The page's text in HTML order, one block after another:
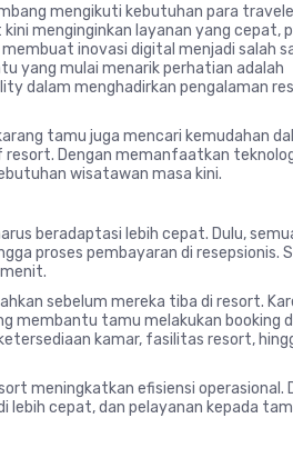
mengikuti kebutuhan para
menginginkan layanan yang cepat,
membuat inovasi digital menjadi salah
yang mulai menarik perhatian adalah
dalam menghadirkan pengalaman
tamu juga mencari kemudahan
Dengan memanfaatkan
wisatawan masa kini.
beradaptasi lebih cepat. Dulu,
proses pembayaran di resepsionis.
sebelum mereka tiba di resort.
membantu tamu melakukan booking
kamar, fasilitas resort,
meningkatkan efisiensi operasional.
lebih cepat, dan pelayanan kepada